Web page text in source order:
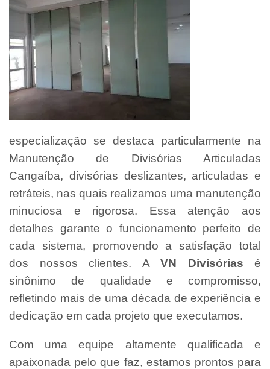
especialização se destaca particularmente na
Manutenção de Divisórias Articuladas
Cangaíba, divisórias deslizantes, articuladas e
retráteis, nas quais realizamos uma manutenção
minuciosa e rigorosa. Essa atenção aos
detalhes garante o funcionamento perfeito de
cada sistema, promovendo a satisfação total
dos nossos clientes. A VN Divisórias é
sinônimo de qualidade e compromisso,
refletindo mais de uma década de experiência e
dedicação em cada projeto que executamos.
Com uma equipe altamente qualificada e
apaixonada pelo que faz, estamos prontos para